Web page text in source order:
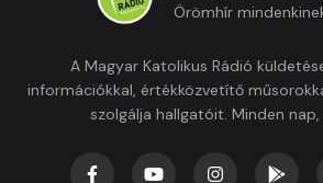
Örömhír
A Magyar Katolikus Rádió
információkkal, értékközvetítő
szolgálja hallgatóit. Minden